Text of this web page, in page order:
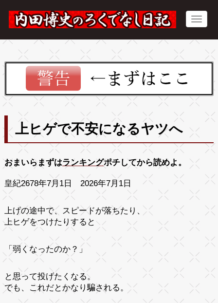
上ヒゲで不安になるヤツへ
おまいらまずはランキングポチしてから読めよ。
皇紀2678年7月1日 2026年7月1日
上げの途中で、スピードが落ちたり、
上ヒゲをつけたりすると
「弱くなったのか？」
と思って投げたくなる。
でも、これだとかなり騙される。